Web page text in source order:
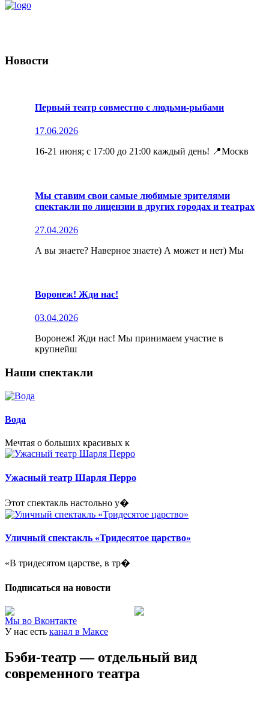
Новости
Первый театр совместно с людьми-рыбами
17.06.2026
16-21 июня; с 17:00 до 21:00 каждый день! 📍Москв
Мы ставим свои самые любимые зрителями
спектакли по лицензии в других городах и театрах
27.04.2026
А вы знаете? Наверное знаете) А может и нет) Мы
Воронеж! Жди нас!
03.04.2026
Воронеж! Жди нас! Мы принимаем участие в
крупнейш
Наши спектакли
Вода
Мечтая о больших красивых к
Ужасный театр Шарля Перро
Этот спектакль настольно у�
Уличный спектакль «Тридесятое царство»
«В тридесятом царстве, в тр�
Подписаться на новости
Мы во Вконтакте
У нас есть канал в Максе
Бэби-театр — отдельный вид
современного театра